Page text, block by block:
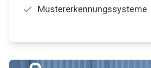
Mustererkennungssysteme